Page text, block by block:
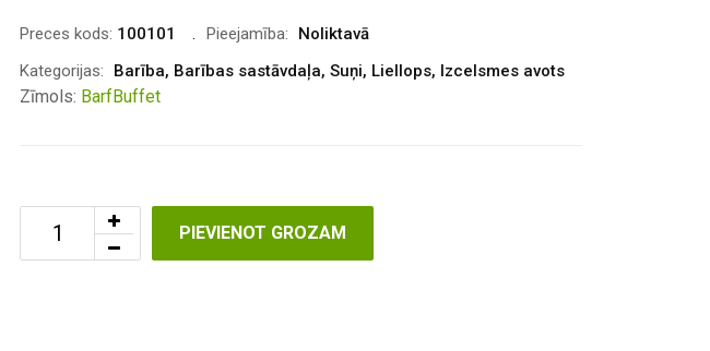
Preces kods: 100101 Pieejamība:
Noliktavā
Kategorijas:
Barība, Barības sastāvdaļa, Suņi, Liellops, Izcelsmes avots
Zīmols: BarfBuffet
PIEVIENOT GROZAM